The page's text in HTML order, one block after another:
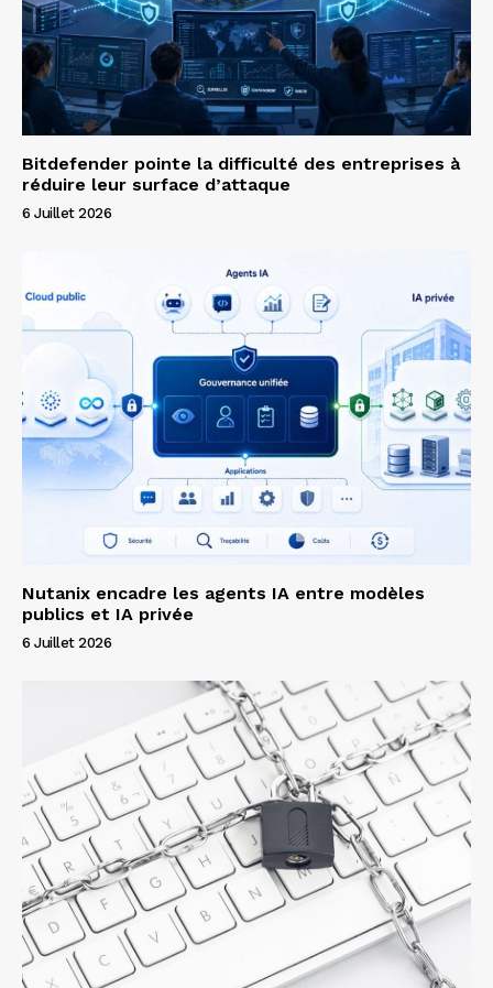
Bitdefender pointe la difficulté des entreprises à
réduire leur surface d’attaque
6 Juillet 2026
Nutanix encadre les agents IA entre modèles
publics et IA privée
6 Juillet 2026